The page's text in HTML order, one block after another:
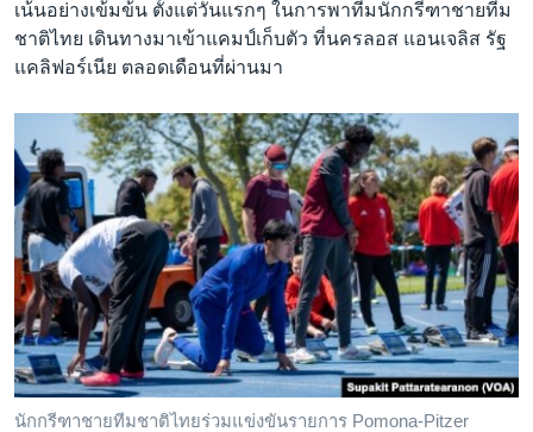
เน้นอย่างเข้มข้น ตั้งแต่วันแรกๆ ในการพาทีมนักกรีฑาชายทีม
ชาติไทย เดินทางมาเข้าแคมป์เก็บตัว ที่นครลอส แอนเจลิส รัฐ
แคลิฟอร์เนีย ตลอดเดือนที่ผ่านมา
นักกรีฑาชายทีมชาติไทยร่วมแข่งขันรายการ Pomona-Pitzer